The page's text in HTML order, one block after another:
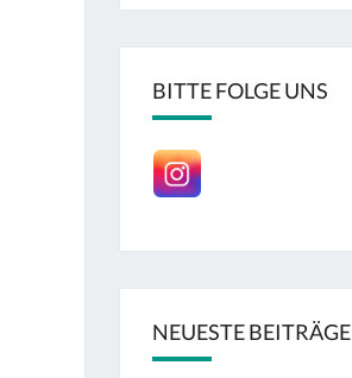
BITTE FOLGE UNS
NEUESTE BEITRÄGE